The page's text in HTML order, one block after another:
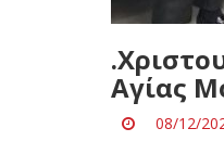
Αγίας
08/12/